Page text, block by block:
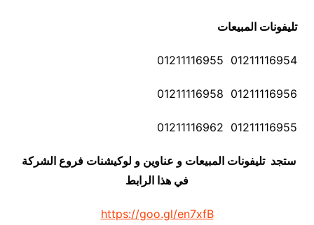
تليفونات المبيعات
01211116954 01211116955
01211116956 01211116958
01211116955 01211116962
ستجد تليفونات المبيعات و عناوين و لوكيشنات فروع الشركة
في هذا الرابط
https://goo.gl/en7xfB